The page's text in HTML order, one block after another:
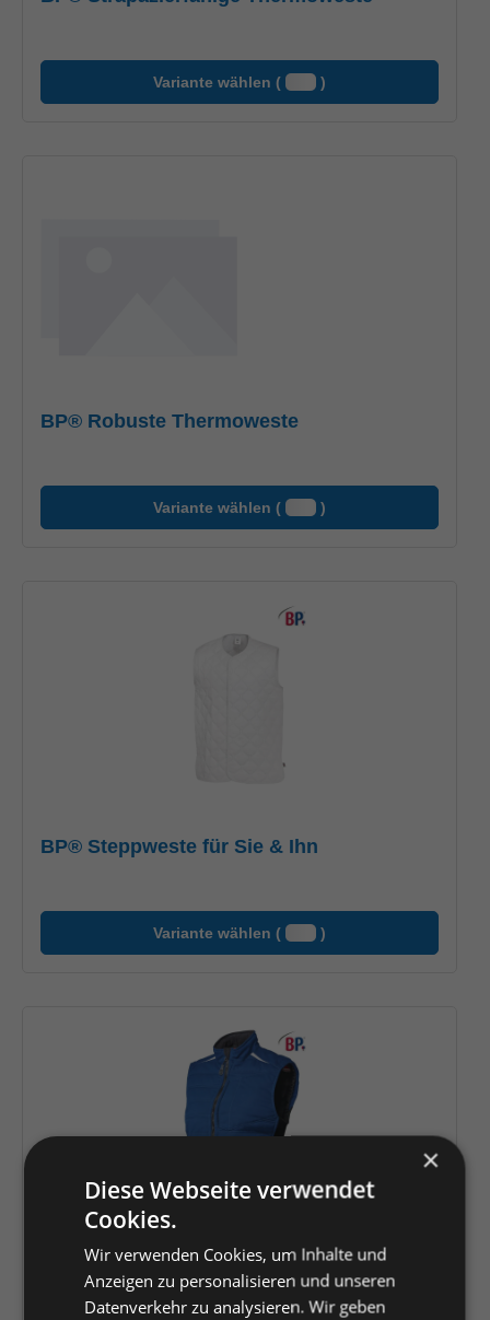
Variante wählen ( )
BP® Robuste Thermoweste
Variante wählen ( )
BP® Steppweste für Sie & Ihn
Variante wählen ( )
BP® Stepp-Thermoweste für Damen
×
Diese Webseite verwendet
Cookies.
Wir verwenden Cookies, um Inhalte und
Anzeigen zu personalisieren und unseren
Datenverkehr zu analysieren. Wir geben